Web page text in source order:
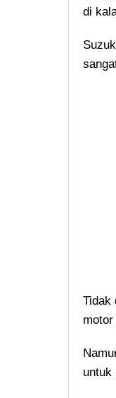
di
Tidak
untuk